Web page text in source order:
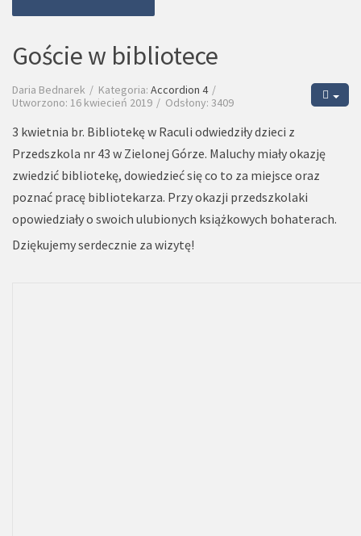
Goście w bibliotece
Daria Bednarek Kategoria: Accordion 4
Utworzono: 16 kwiecień 2019
Odsłony: 3409
3 kwietnia br. Bibliotekę w Raculi odwiedziły dzieci z
Przedszkola nr 43 w Zielonej Górze. Maluchy miały okazję
zwiedzić bibliotekę, dowiedzieć się co to za miejsce oraz
poznać pracę bibliotekarza. Przy okazji przedszkolaki
opowiedziały o swoich ulubionych książkowych bohaterach.
Dziękujemy serdecznie za wizytę!